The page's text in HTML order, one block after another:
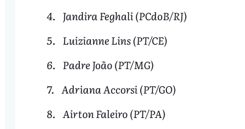
4. Jandira Feghali (PCdoB/RJ)
5. Luizianne Lins (PT/CE)
6. Padre João (PT/MG)
7. Adriana Accorsi (PT/GO)
8. Airton Faleiro (PT/PA)